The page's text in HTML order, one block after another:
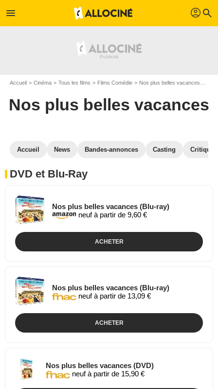
menu profil search
Accueil Cinéma Tous les films Films Comédie Nos plus belles vacances
Nos plus belles vacances
Accueil News Bandes-annonces Casting
DVD et Blu-Ray
Nos plus belles vacances (Blu-ray)
neuf à partir de 9,60 €
ACHETER
Nos plus belles vacances (Blu-ray)
neuf à partir de 13,09 €
ACHETER
Nos plus belles vacances (DVD)
neuf à partir de 15,90 €